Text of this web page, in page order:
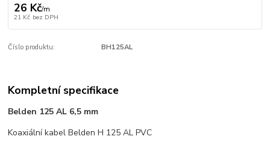
26 Kč/m
21 Kč bez DPH
Číslo produktu: BH125AL
Kompletní specifikace
Belden 125 AL 6,5 mm
Koaxiální kabel Belden H 125 AL PVC